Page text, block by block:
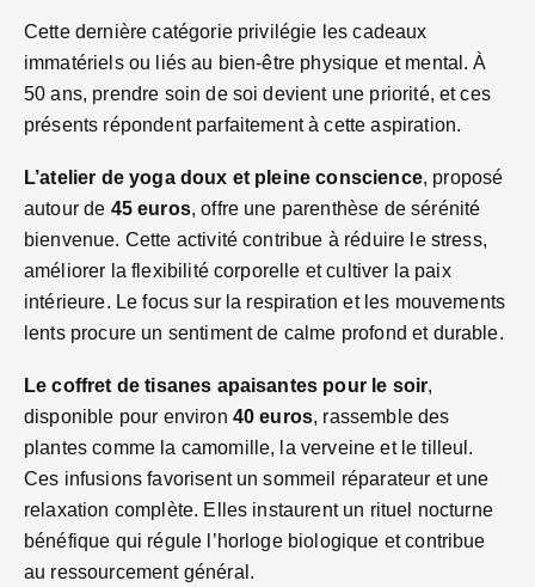
Cette dernière catégorie privilégie les cadeaux
immatériels ou liés au bien-être physique et mental. À
50 ans, prendre soin de soi devient une priorité, et ces
présents répondent parfaitement à cette aspiration.
L’atelier de yoga doux et pleine conscience, proposé
autour de 45 euros, offre une parenthèse de sérénité
bienvenue. Cette activité contribue à réduire le stress,
améliorer la flexibilité corporelle et cultiver la paix
intérieure. Le focus sur la respiration et les mouvements
lents procure un sentiment de calme profond et durable.
Le coffret de tisanes apaisantes pour le soir,
disponible pour environ 40 euros, rassemble des
plantes comme la camomille, la verveine et le tilleul.
Ces infusions favorisent un sommeil réparateur et une
relaxation complète. Elles instaurent un rituel nocturne
bénéfique qui régule l’horloge biologique et contribue
au ressourcement général.